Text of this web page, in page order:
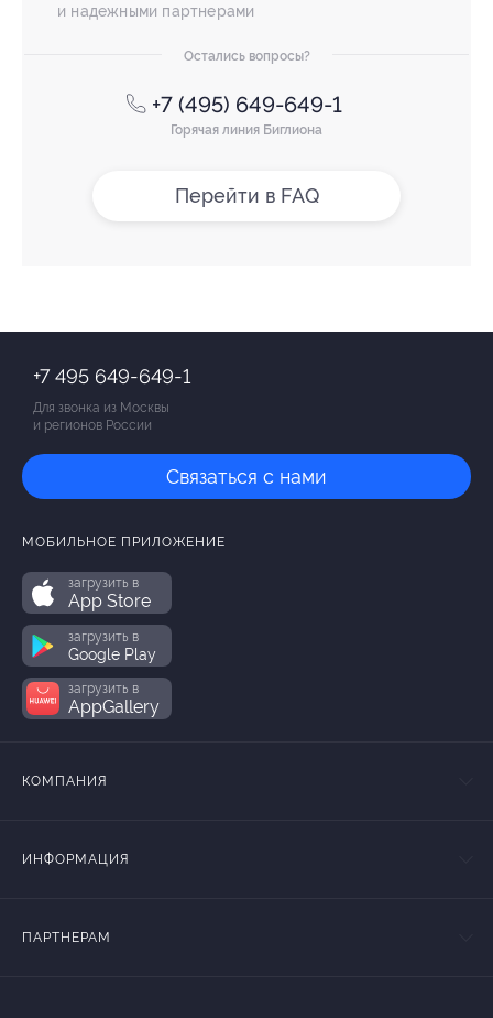
и надежными партнерами
Остались вопросы?
+7 (495) 649-649-1
Горячая линия Биглиона
Перейти в FAQ
+7 495 649-649-1
Для звонка из Москвы
и регионов России
Связаться с нами
МОБИЛЬНОЕ ПРИЛОЖЕНИЕ
загрузить в
App Store
загрузить в
Google Play
загрузить в
AppGallery
КОМПАНИЯ
ИНФОРМАЦИЯ
ПАРТНЕРАМ